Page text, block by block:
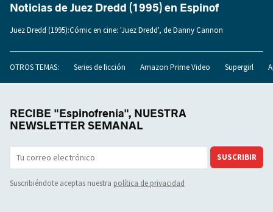
Noticias de Juez Dredd (1995) en Espinof
Juez Dredd (1995):Cómic en cine: 'Juez Dredd', de Danny Cannon
OTROS TEMAS: Series de ficción Amazon Prime Video Supergirl
RECIBE "Espinofrenia", NUESTRA
NEWSLETTER SEMANAL
SUSCRIBIR
Suscribiéndote aceptas nuestra política de privacidad